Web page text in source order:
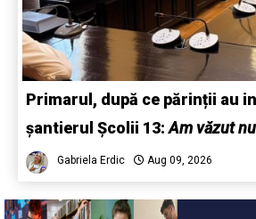
Primarul, după ce părinții au
șantierul Școlii 13:Am văzut
Gabriela Erdic Aug 09, 2026